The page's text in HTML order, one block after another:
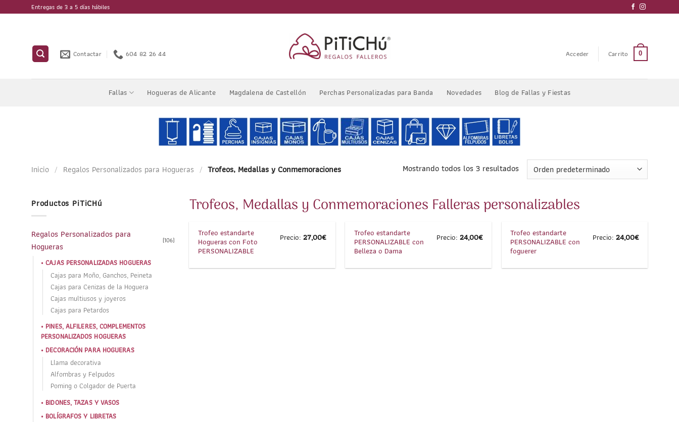
al
Entregas de 3 a 5 días hábiles
Contactar 604 82 26 44 Acceder Carrito 0
Fallas Hogueras de Alicante Magdalena de Castellón Perchas Personalizadas para Banda Novedades Blog de Fallas y Fiestas
Inicio / Regalos Personalizados para Hogueras / Trofeos, Medallas y Conmemoraciones Mostrando todos los 3 resultados
Productos PiTiCHú
Regalos Personalizados para
Hogueras
(106)
CAJAS PERSONALIZADAS HOGUERAS
Cajas para Moño, Ganchos, Peineta
Cajas para Cenizas de la Hoguera
Cajas multiusos y joyeros
Cajas para Petardos
PINES, ALFILERES, COMPLEMENTOS
PERSONALIZADOS HOGUERAS
DECORACIÓN PARA HOGUERAS
Llama decorativa
Alfombras y Felpudos
Poming o Colgador de Puerta
BIDONES, TAZAS Y VASOS
BOLÍGRAFOS Y LIBRETAS
Trofeos, Medallas y Conmemoraciones Falleras personalizables
1/2
Trofeo estandarte
Hogueras con Foto
PERSONALIZABLE
Precio:27,00€
1/2
Trofeo estandarte
PERSONALIZABLE con
Belleza o Dama
Precio: 24,00€ Trofeo estandarte
PERSONALIZABLE con
foguerer
Precio: 24,00€